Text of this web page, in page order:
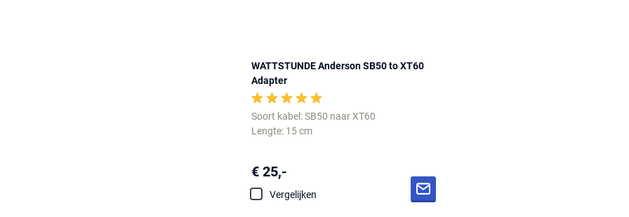
WATTSTUNDE Anderson SB50 to XT60
Adapter
Soort kabel: SB50 naar XT60
Lengte: 15 cm
€ 25,-
Vergelijken